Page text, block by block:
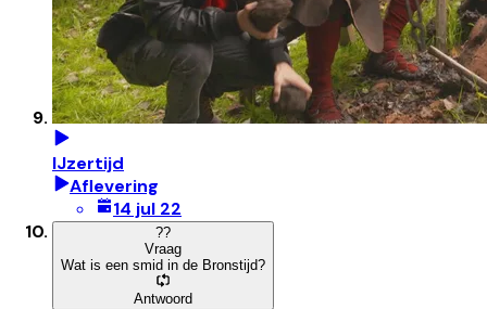
IJzertijd
Aflevering
14 jul 22
??
Vraag
Wat is een smid in de Bronstijd?
Antwoord